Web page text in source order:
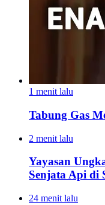
1 menit lalu
Tabung Gas
2 menit lalu
Yayasan
Senjata Api di
24 menit lalu